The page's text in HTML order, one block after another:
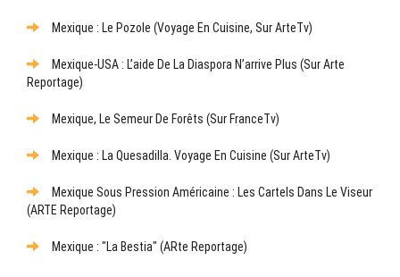
Mexique : Le Pozole (Voyage En Cuisine, Sur ArteTv)
Mexique-USA : L’aide De La Diaspora N’arrive Plus (sur Arte
Reportage)
Mexique, Le Semeur De Forêts (sur FranceTv)
Mexique : La Quesadilla. Voyage En Cuisine (sur ArteTv)
Mexique Sous Pression Américaine : Les Cartels Dans Le Viseur
(ARTE Reportage)
Mexique : "La Bestia" (ARte Reportage)